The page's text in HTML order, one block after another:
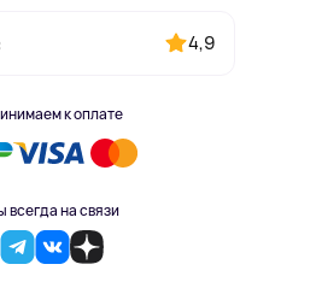
4,9
к оплате
всегда на связи